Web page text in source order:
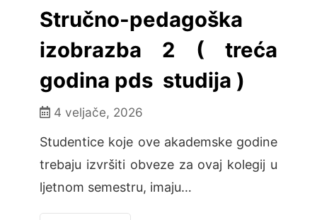
Stručno-pedagoška
izobrazba 2 ( treća
godina pds studija )
4 veljače, 2026
Studentice koje ove akademske godine
trebaju izvršiti obveze za ovaj kolegij u
ljetnom semestru, imaju…